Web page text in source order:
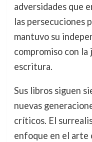
adversidades que
las persecuciones
mantuvo su
compromiso con
escritura.
Sus libros siguen
nuevas
críticos. El
enfoque en el arte